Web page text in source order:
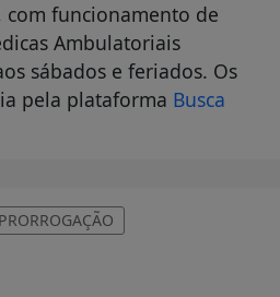
com funcionamento de
Ambulatoriais
sábados e feriados. Os
pela plataforma Busca
PRORROGAÇÃO